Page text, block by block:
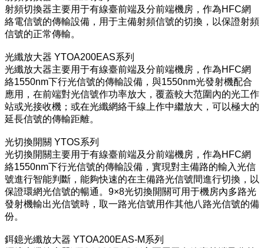
射頻切換器主要用于有線臺前端及分前端機房，作為HFC網
絡電信號的傳輸設備，用于主備射頻信號的切換，以保證射頻
信號的正常傳輸。
光纖放大器 YTOA200EAS系列
光纖放大器主要用于有線臺前端及分前端機房，作為HFC網
絡1550nm下行光信號的傳輸設備，與1550nm光發射機配合
應用，在前端對光信號作功率放大，覆蓋較大范圍內的光工作
站或光接收機；或在光纖網絡干線上作中繼放大，可以極大的
延長信號的傳輸距離。
光切換開關 YTOS系列
光切換開關主要用于有線臺前端及分前端機房，作為HFC網
絡1550nm下行光信號的傳輸設備，實現對主備路的輸入光信
號進行智能判斷，能夠快速的在主備路光信號間進行切換，以
保證環網光信號的暢通。9×8光切換開關可用于機房內多路光
發射機輸出光信號時，取一路光信號用作其他八路光信號的備
份。
鉺鐿光纖放大器 YTOA200EAS-M系列